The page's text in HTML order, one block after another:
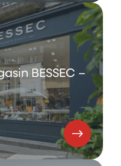
BESSEC –